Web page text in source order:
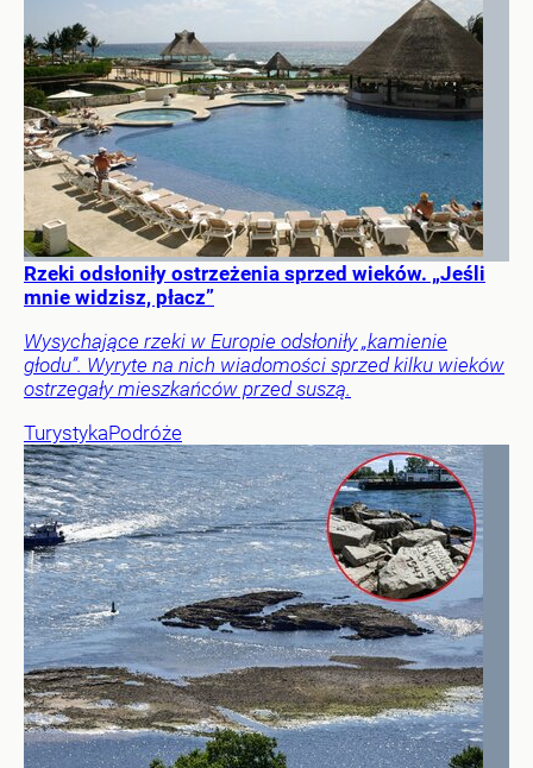
Rzeki odsłoniły ostrzeżenia sprzed wieków. „Jeśli
mnie widzisz, płacz”
Wysychające rzeki w Europie odsłoniły „kamienie
głodu”. Wyryte na nich wiadomości sprzed kilku wieków
ostrzegały mieszkańców przed suszą.
TurystykaPodróże